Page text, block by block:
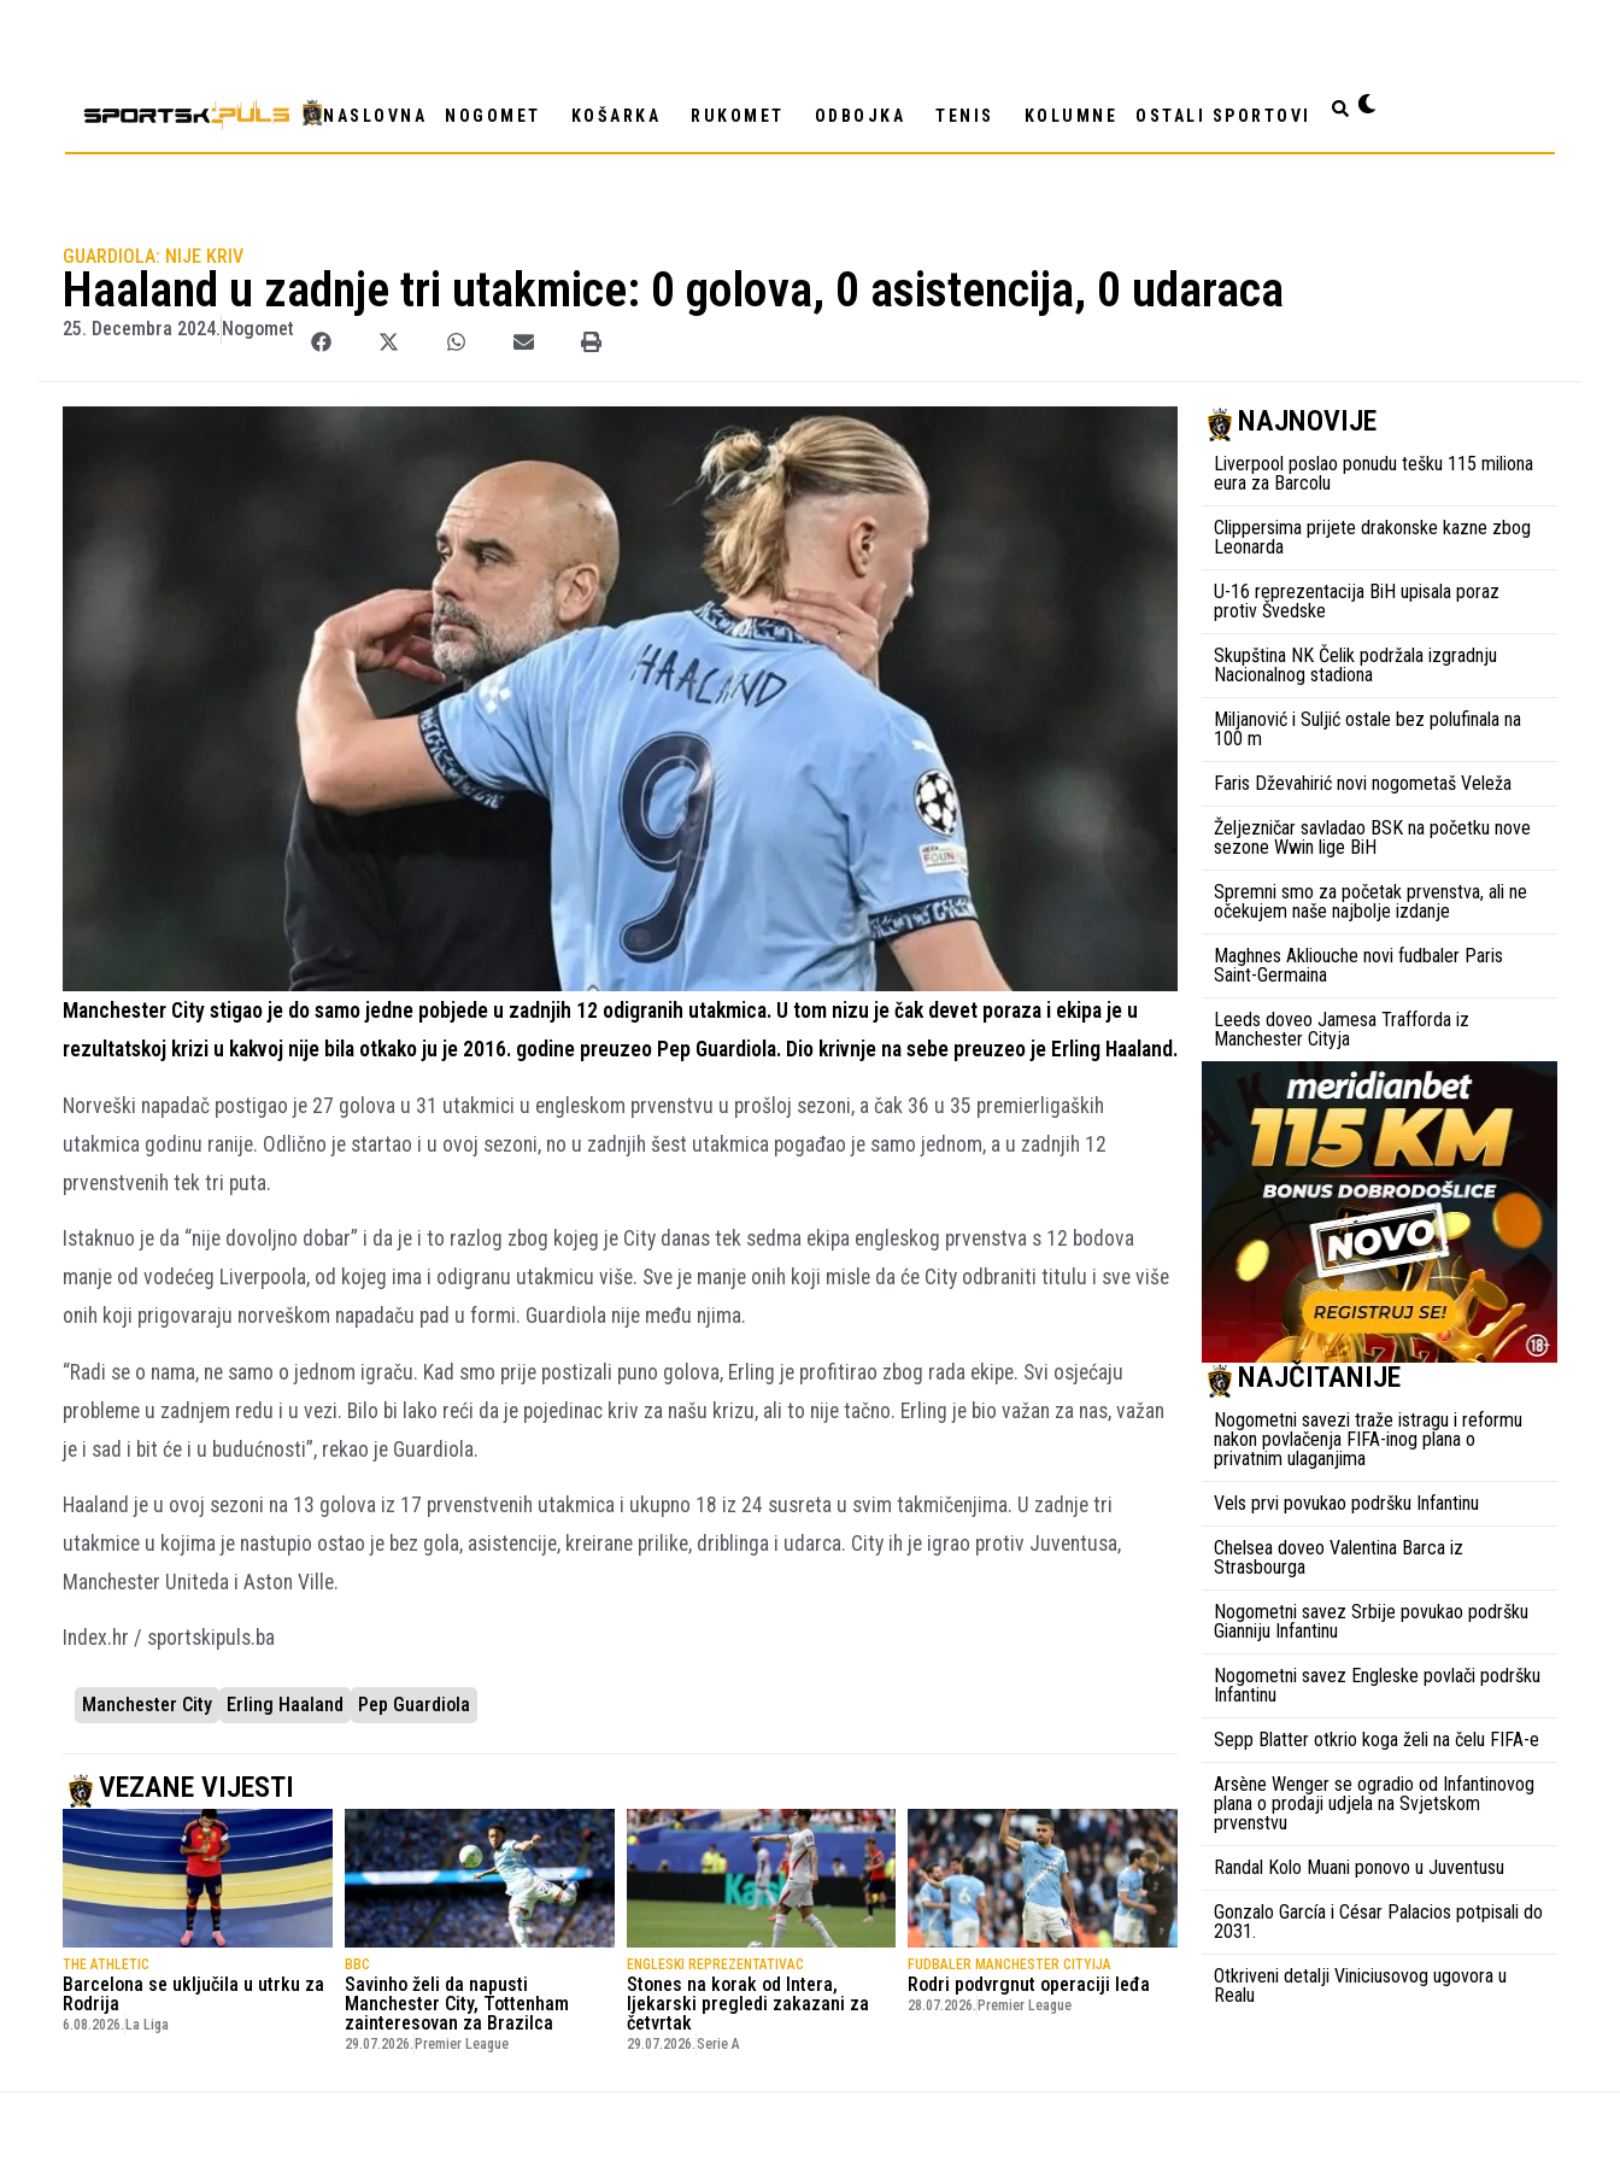
NASLOVNA NOGOMET KOŠARKA RUKOMET ODBOJKA TENIS KOLUMNE OSTALI SPORTOVI
GUARDIOLA: NIJE KRIV
Haaland u zadnje tri utakmice: 0 golova, 0 asistencija, 0 udaraca
25. Decembra 2024.Nogomet
Manchester City stigao je do samo jedne pobjede u zadnjih 12 odigranih utakmica. U tom nizu je čak devet poraza i ekipa je u
rezultatskoj krizi u kakvoj nije bila otkako ju je 2016. godine preuzeo Pep Guardiola. Dio krivnje na sebe preuzeo je Erling Haaland.
Norveški napadač postigao je 27 golova u 31 utakmici u engleskom prvenstvu u prošloj sezoni, a čak 36 u 35 premierligaških
utakmica godinu ranije. Odlično je startao i u ovoj sezoni, no u zadnjih šest utakmica pogađao je samo jednom, a u zadnjih 12
prvenstvenih tek tri puta.
Istaknuo je da “nije dovoljno dobar” i da je i to razlog zbog kojeg je City danas tek sedma ekipa engleskog prvenstva s 12 bodova
manje od vodećeg Liverpoola, od kojeg ima i odigranu utakmicu više. Sve je manje onih koji misle da će City odbraniti titulu i sve više
onih koji prigovaraju norveškom napadaču pad u formi. Guardiola nije među njima.
“Radi se o nama, ne samo o jednom igraču. Kad smo prije postizali puno golova, Erling je profitirao zbog rada ekipe. Svi osjećaju
probleme u zadnjem redu i u vezi. Bilo bi lako reći da je pojedinac kriv za našu krizu, ali to nije tačno. Erling je bio važan za nas, važan
je i sad i bit će i u budućnosti”, rekao je Guardiola.
Haaland je u ovoj sezoni na 13 golova iz 17 prvenstvenih utakmica i ukupno 18 iz 24 susreta u svim takmičenjima. U zadnje tri
utakmice u kojima je nastupio ostao je bez gola, asistencije, kreirane prilike, driblinga i udarca. City ih je igrao protiv Juventusa,
Manchester Uniteda i Aston Ville.
Index.hr / sportskipuls.ba
Manchester City Erling Haaland Pep Guardiola
VEZANE VIJESTI
THE ATHLETIC
Barcelona se uključila u utrku za
Rodrija
6.08.2026. La Liga
BBC
Savinho želi da napusti
Manchester City, Tottenham
zainteresovan za Brazilca
29.07.2026. Premier League
ENGLESKI REPREZENTATIVAC
Stones na korak od Intera,
ljekarski pregledi zakazani za
četvrtak
29.07.2026. Serie A
FUDBALER MANCHESTER CITYIJA
Rodri podvrgnut operaciji leđa
28.07.2026. Premier League
NAJNOVIJE
Liverpool poslao ponudu tešku 115 miliona
eura za Barcolu
Clippersima prijete drakonske kazne zbog
Leonarda
U-16 reprezentacija BiH upisala poraz
protiv Švedske
Skupština NK Čelik podržala izgradnju
Nacionalnog stadiona
Miljanović i Suljić ostale bez polufinala na
100 m
Faris Dževahirić novi nogometaš Veleža
Željezničar savladao BSK na početku nove
sezone Wwin lige BiH
Spremni smo za početak prvenstva, ali ne
očekujem naše najbolje izdanje
Maghnes Akliouche novi fudbaler Paris
Saint-Germaina
Leeds doveo Jamesa Trafforda iz
Manchester Cityja
NAJČITANIJE
Nogometni savezi traže istragu i reformu
nakon povlačenja FIFA-inog plana o
privatnim ulaganjima
Vels prvi povukao podršku Infantinu
Chelsea doveo Valentina Barca iz
Strasbourga
Nogometni savez Srbije povukao podršku
Gianniju Infantinu
Nogometni savez Engleske povlači podršku
Infantinu
Sepp Blatter otkrio koga želi na čelu FIFA-e
Arsène Wenger se ogradio od Infantinovog
plana o prodaji udjela na Svjetskom
prvenstvu
Randal Kolo Muani ponovo u Juventusu
Gonzalo García i César Palacios potpisali do
2031.
Otkriveni detalji Viniciusovog ugovora u
Realu